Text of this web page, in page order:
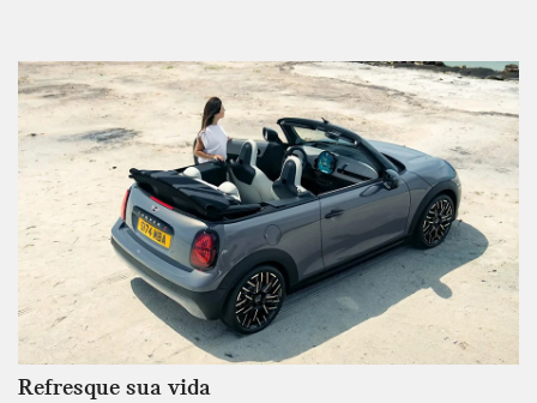
Refresque sua vida